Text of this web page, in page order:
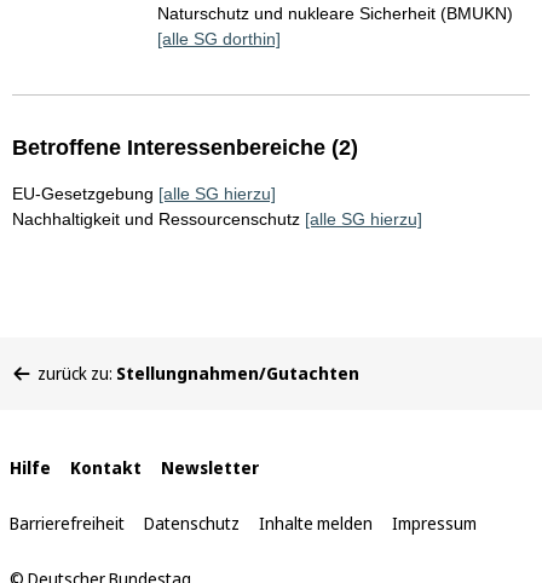
Naturschutz und nukleare Sicherheit (BMUKN)
[alle SG dorthin]
Betroffene Interessenbereiche (2)
EU-Gesetzgebung [alle SG hierzu]
Nachhaltigkeit und Ressourcenschutz [alle SG hierzu]
befinden
zurück zu: Stellungnahmen/Gutachten
Interne
Links
Hilfe Kontakt Newsletter
Barrierefreiheit Datenschutz Inhalte melden Impressum